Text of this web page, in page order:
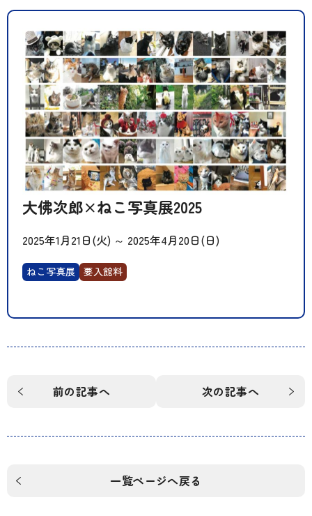
大佛次郎×ねこ写真展2025
2025年1月21日(火) ～ 2025年4月20日(日)
ねこ写真展 要入館料
前の記事へ 次の記事へ
一覧ページへ戻る